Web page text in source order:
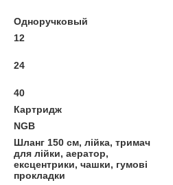
Одноручковый
12
24
40
Картридж
NGB
Шланг 150 см, лійка, тримач
для лійки, аератор,
ексцентрики, чашки, гумові
прокладки